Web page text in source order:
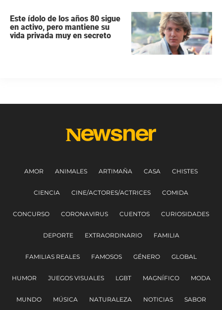
Este ídolo de los años 80 sigue
en activo, pero mantiene su
vida privada muy en secreto
AMOR ANIMALES ARTIMAÑA CASA CHISTES
CIENCIA CINE/ACTORES/ACTRICES COMIDA
CONCURSO CORONAVIRUS CUENTOS CURIOSIDADES
DEPORTE EXTRAORDINARIO FAMILIA
FAMILIAS REALES FAMOSOS GÉNERO GLOBAL
HUMOR JUEGOS VISUALES LGBT MAGNÍFICO MODA
MUNDO MÚSICA NATURALEZA NOTICIAS SABOR